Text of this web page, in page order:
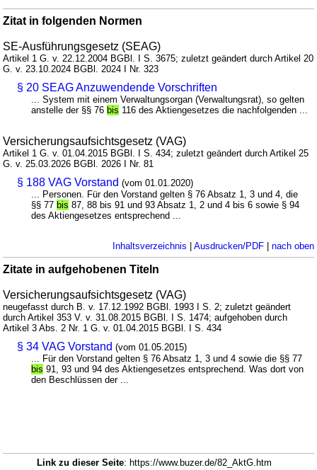
Zitat in folgenden Normen
SE-Ausführungsgesetz (SEAG)
Artikel 1 G. v. 22.12.2004 BGBl. I S. 3675; zuletzt geändert durch Artikel 20
G. v. 23.10.2024 BGBl. 2024 I Nr. 323
§ 20 SEAG Anzuwendende Vorschriften
... System mit einem Verwaltungsorgan (Verwaltungsrat), so gelten
anstelle der §§ 76 bis 116 des Aktiengesetzes die nachfolgenden ...
Versicherungsaufsichtsgesetz (VAG)
Artikel 1 G. v. 01.04.2015 BGBl. I S. 434; zuletzt geändert durch Artikel 25
G. v. 25.03.2026 BGBl. 2026 I Nr. 81
§ 188 VAG Vorstand (vom 01.01.2020)
... Personen. Für den Vorstand gelten § 76 Absatz 1, 3 und 4, die
§§ 77 bis 87, 88 bis 91 und 93 Absatz 1, 2 und 4 bis 6 sowie § 94
des Aktiengesetzes entsprechend ...
Inhaltsverzeichnis Ausdrucken/PDF| nach oben
Zitate in aufgehobenen Titeln
Versicherungsaufsichtsgesetz (VAG)
neugefasst durch B. v. 17.12.1992 BGBl. 1993 I S. 2; zuletzt geändert
durch Artikel 353 V. v. 31.08.2015 BGBl. I S. 1474; aufgehoben durch
Artikel 3 Abs. 2 Nr. 1 G. v. 01.04.2015 BGBl. I S. 434
§ 34 VAG Vorstand (vom 01.05.2015)
... Für den Vorstand gelten § 76 Absatz 1, 3 und 4 sowie die §§ 77
bis 91, 93 und 94 des Aktiengesetzes entsprechend. Was dort von
den Beschlüssen der ...
Link zu dieser Seite: https://www.buzer.de/82_AktG.htm